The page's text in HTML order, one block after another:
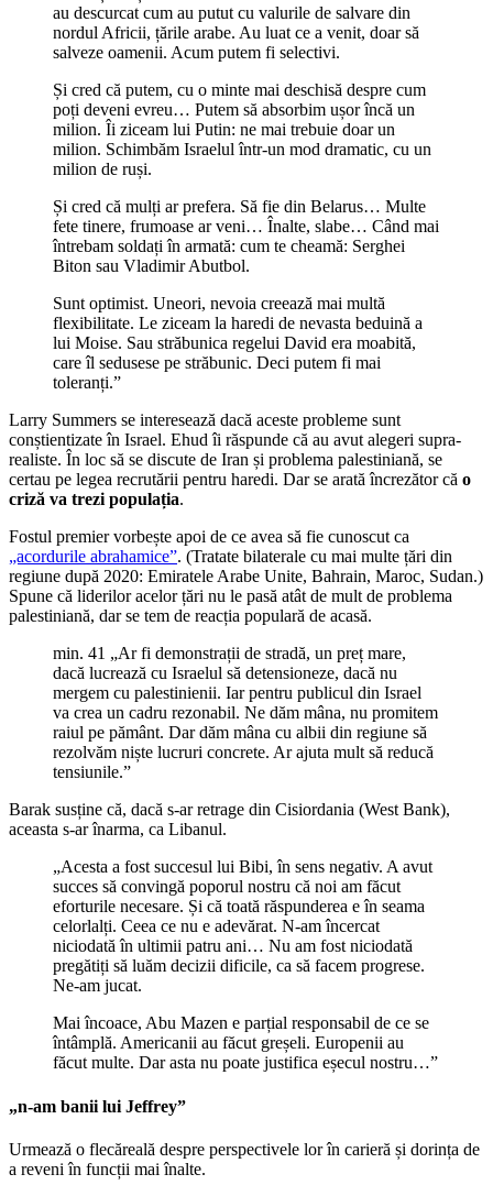
au descurcat cum au putut cu valurile de salvare din
nordul Africii, țările arabe. Au luat ce a venit, doar să
salveze oamenii. Acum putem fi selectivi.
Și cred că putem, cu o minte mai deschisă despre cum
poți deveni evreu… Putem să absorbim ușor încă un
milion. Îi ziceam lui Putin: ne mai trebuie doar un
milion. Schimbăm Israelul într-un mod dramatic, cu un
milion de ruși.
Și cred că mulți ar prefera. Să fie din Belarus… Multe
fete tinere, frumoase ar veni… Înalte, slabe… Când mai
întrebam soldați în armată: cum te cheamă: Serghei
Biton sau Vladimir Abutbol.
Sunt optimist. Uneori, nevoia creează mai multă
flexibilitate. Le ziceam la haredi de nevasta beduină a
lui Moise. Sau străbunica regelui David era moabită,
care îl sedusese pe străbunic. Deci putem fi mai
toleranți.”
Larry Summers se interesează dacă aceste probleme sunt
conștientizate în Israel. Ehud îi răspunde că au avut alegeri supra-
realiste. În loc să se discute de Iran și problema palestiniană, se
certau pe legea recrutării pentru haredi. Dar se arată încrezător că o
criză va trezi populația.
Fostul premier vorbește apoi de ce avea să fie cunoscut ca
„acordurile abrahamice”. (Tratate bilaterale cu mai multe țări din
regiune după 2020: Emiratele Arabe Unite, Bahrain, Maroc, Sudan.)
Spune că liderilor acelor țări nu le pasă atât de mult de problema
palestiniană, dar se tem de reacția populară de acasă.
min. 41 „Ar fi demonstrații de stradă, un preț mare,
dacă lucrează cu Israelul să detensioneze, dacă nu
mergem cu palestinienii. Iar pentru publicul din Israel
va crea un cadru rezonabil. Ne dăm mâna, nu promitem
raiul pe pământ. Dar dăm mâna cu albii din regiune să
rezolvăm niște lucruri concrete. Ar ajuta mult să reducă
tensiunile.”
Barak susține că, dacă s-ar retrage din Cisiordania (West Bank),
aceasta s-ar înarma, ca Libanul.
„Acesta a fost succesul lui Bibi, în sens negativ. A avut
succes să convingă poporul nostru că noi am făcut
eforturile necesare. Și că toată răspunderea e în seama
celorlalți. Ceea ce nu e adevărat. N-am încercat
niciodată în ultimii patru ani… Nu am fost niciodată
pregătiți să luăm decizii dificile, ca să facem progrese.
Ne-am jucat.
Mai încoace, Abu Mazen e parțial responsabil de ce se
întâmplă. Americanii au făcut greșeli. Europenii au
făcut multe. Dar asta nu poate justifica eșecul nostru…”
„n-am banii lui Jeffrey”
Urmează o flecăreală despre perspectivele lor în carieră și dorința de
a reveni în funcții mai înalte.